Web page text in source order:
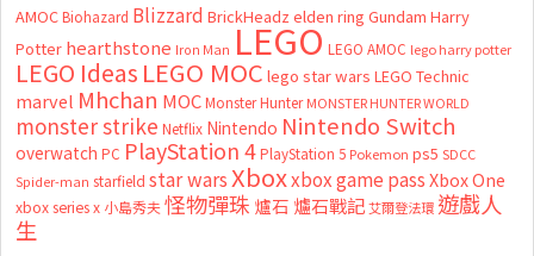
AMOC Biohazard Blizzard BrickHeadz elden ring Gundam Harry
Potter hearthstone Iron Man LEGO LEGO AMOC lego harry potter
LEGO Ideas LEGO MOC lego star wars LEGO Technic
marvel Mhchan MOC Monster Hunter MONSTER HUNTER WORLD
monster strike Netflix Nintendo Nintendo Switch
overwatch PC PlayStation 4 PlayStation 5 Pokemon ps5 SDCC
Spider-man starfield star warsXboxxbox game passXbox One
xbox series x 小島秀夫怪物彈珠 爐石 爐石戰記艾爾登法環 遊戲人
生